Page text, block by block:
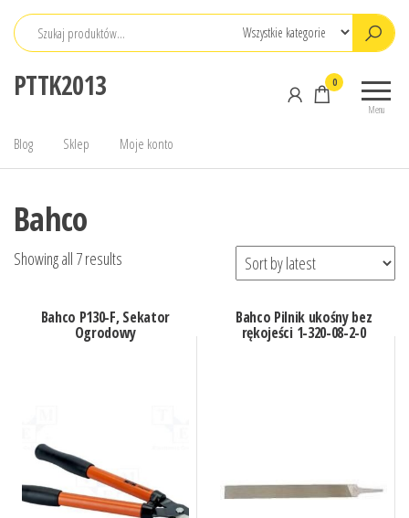
Przejdź
PTTK2013
Menu
0
Blog Sklep Moje konto
Bahco
Showing all 7 results
Bahco P130-F, Sekator
Ogrodowy
Bahco Pilnik ukośny bez
rękojeści 1-320-08-2-0